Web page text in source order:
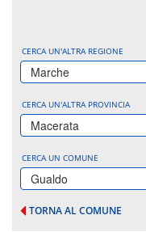
CERCA UN'ALTRA REGIONE
Marche
CERCA UN'ALTRA PROVINCIA
Macerata
CERCA UN COMUNE
Gualdo
TORNA AL COMUNE